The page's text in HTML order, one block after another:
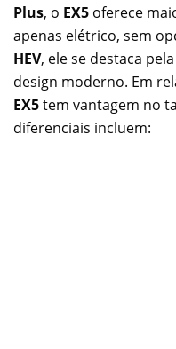
Plus, o EX5 oferece
apenas elétrico, sem
HEV, ele se destaca
design moderno. Em
EX5tem vantagem no
diferenciais incluem: